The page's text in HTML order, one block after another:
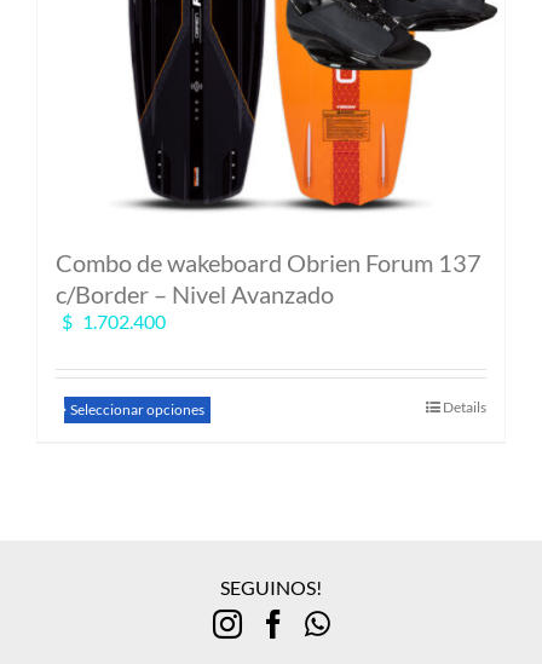
producto
Combo de wakeboard Obrien Forum 137
c/Border – Nivel Avanzado
$ 1.702.400
Seleccionar opciones
producto
pueden
elegir
Details
SEGUINOS!